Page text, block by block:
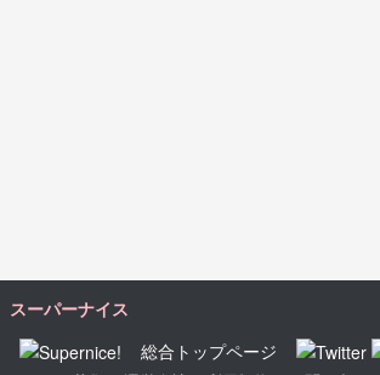
スーパーナイス
総合トップページ